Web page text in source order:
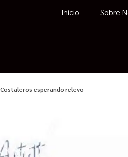
Inicio Sobre
Costaleros esperando relevo